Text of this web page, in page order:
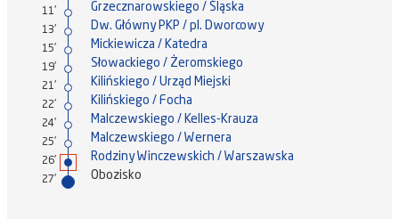
11' Grzecznarowskiego / Śląska
13' Dw. Główny PKP / pl. Dworcowy
15' Mickiewicza / Katedra
19' Słowackiego / Żeromskiego
21' Kilińskiego / Urząd Miejski
22' Kilińskiego / Focha
24' Malczewskiego / Kelles-Krauza
25' Malczewskiego / Wernera
26' Rodziny Winczewskich / Warszawska
27' Obozisko